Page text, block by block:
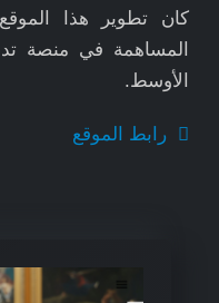
كان تطوير هذا
المساهمة في منصة
الأوسط.
رابط الموقع